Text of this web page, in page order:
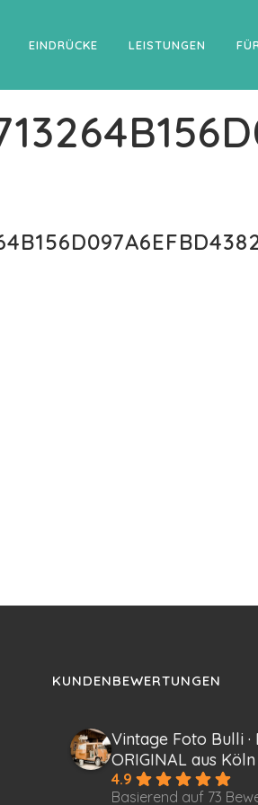
EINDRÜCKE LEISTUNGEN
KUNDENBEWERTUNGEN
Vintage Foto Bulli ·
ORIGINAL aus Köln
4.9
Basierend auf 73